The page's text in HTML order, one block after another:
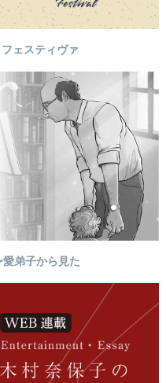
ェスティヴァ
弟子から見た